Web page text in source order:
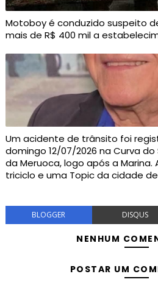
Motoboy é conduzido suspeito
mais de R$ 400 mil a
Um acidente de trânsito foi
domingo 12/07/2026 na Curva do
da Meruoca, logo após a Marina.
triciclo e uma Topic da cidade
BLOGGER DISQUS
NENHUM
POSTAR UM